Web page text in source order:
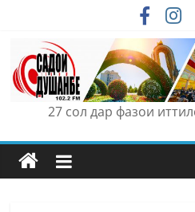
content
27 сол дар фазои